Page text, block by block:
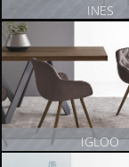
INES
ZOBACZ
IGLOO